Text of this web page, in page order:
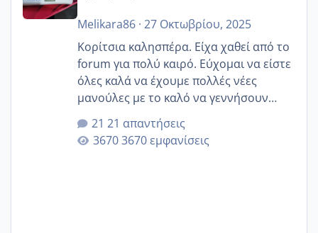
Melikara86· 27 Οκτωβρίου, 2025
Κορίτσια καλησπέρα. Είχα χαθεί από το
forum για πολύ καιρό. Εύχομαι να είστε
όλες καλά να έχουμε πολλές νέες
μανούλες με το καλό να γεννήσουν
αυτές που ήδη περιμένουν. Να πάρουν
γερα μωράκια στην αγκαλίτσα τους
🙏🏼🙏🏼 Ας πάμε λοιπόν στο θέμα μου.
21 απαντήσεις
3670 εμφανίσεις